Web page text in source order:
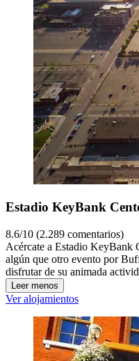
Estadio KeyBank
8.6/10 (2.289 comentarios)
Acércate a Estadio KeyBank
algún que otro evento por
disfrutar de su animada
Leer menos
Ver alojamientos